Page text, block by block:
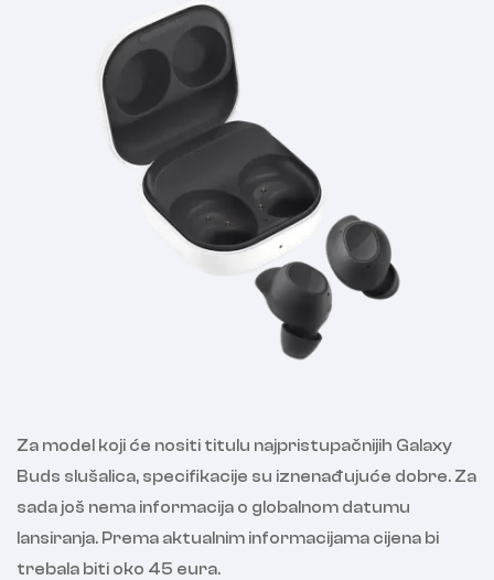
Za model koji će nositi titulu najpristupačnijih Galaxy
Buds slušalica, specifikacije su iznenađujuće dobre. Za
sada još nema informacija o globalnom datumu
lansiranja. Prema aktualnim informacijama cijena bi
trebala biti oko 45 eura.